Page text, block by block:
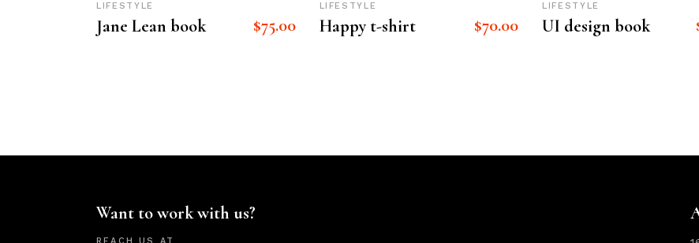
LIFESTYLE
Jane Lean book $75.00
LIFESTYLE
Happy t-shirt $70.00
LIFESTYLE
UI design book
Want to work with us?